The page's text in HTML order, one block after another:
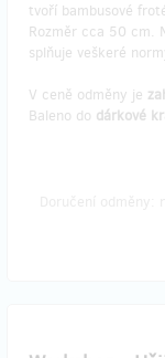
tvoří bambusové
Rozměr cca 50 cm.
splňuje veškeré
V ceně odměny je
Baleno do dárkové